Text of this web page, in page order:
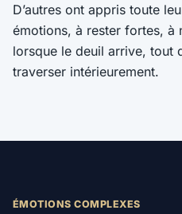
D’autres ont appris toute
émotions, à rester fortes, à
lorsque le deuil arrive, tout
traverser intérieurement.
ÉMOTIONS COMPLEXES